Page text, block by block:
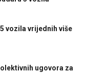
vozila vrijednih više
ugovora za